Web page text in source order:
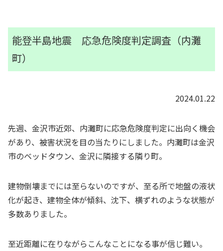
能登半島地震 応急危険度判定調査（内灘
町）
2024.01.22
先週、金沢市近郊、内灘町に応急危険度判定に出向く機会
があり、被害状況を目の当たりにしました。内灘町は金沢
市のベッドタウン、金沢に隣接する隣り町。
建物倒壊までには至らないのですが、至る所で地盤の液状
化が起き、建物全体が傾斜、沈下、横ずれのような状態が
多数ありました。
至近距離に在りながらこんなことになる事が信じ難い。